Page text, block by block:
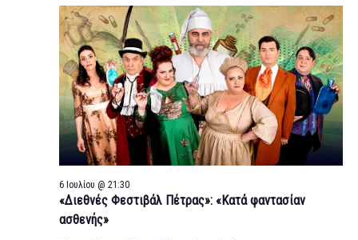
Views
«Διεθνές Φεστιβάλ Πέτρας»: «Κατά φαντασίαν
ασθενής»
6 Ιουλίου @ 21:30